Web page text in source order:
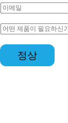
앱
*
이
메
일
*
문
의
*
정상